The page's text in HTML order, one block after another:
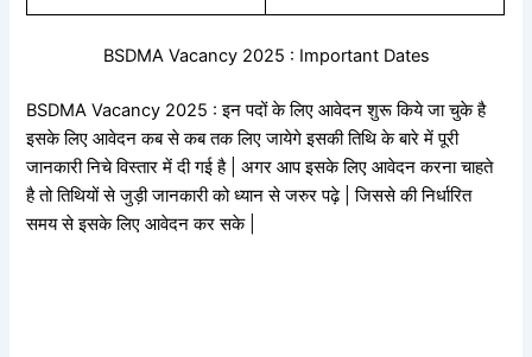
BSDMA Vacancy 2025 : Important Dates
BSDMA Vacancy 2025 : इन पदों के लिए आवेदन शुरू किये जा चुके है
इसके लिए आवेदन कब से कब तक लिए जायेगे इसकी तिथि के बारे में पूरी
जानकारी निचे विस्तार में दी गई है | अगर आप इसके लिए आवेदन करना चाहते
है तो तिथियों से जुड़ी जानकारी को ध्यान से जरुर पढ़े | जिससे की निर्धारित
समय से इसके लिए आवेदन कर सके |